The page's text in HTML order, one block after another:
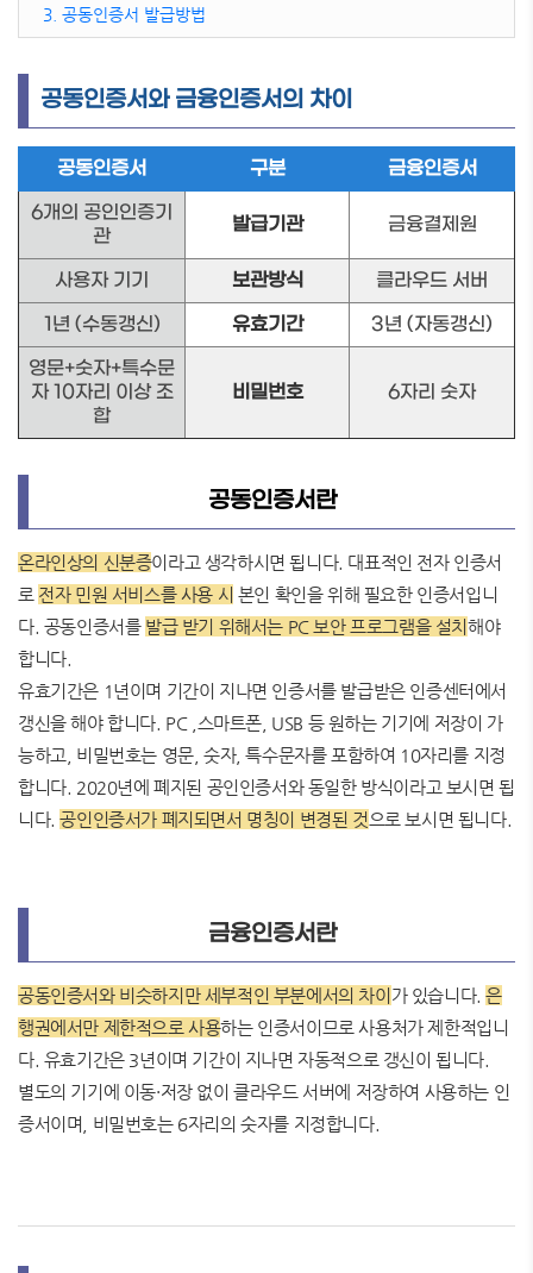
3. 공동인증서 발급방법
공동인증서와 금융인증서의 차이
공동인증서 구분
금융인증서
6개의 공인인증기
관
발급기관 금융결제원
사용자 기기 보관방식
클라우드 서버
1년 (수동갱신)
유효기간
3년 (자동갱신)
영문+숫자+특수문
자 10자리 이상 조
합
비밀번호 6자리 숫자
공동인증서란
온라인상의 신분증이라고 생각하시면 됩니다. 대표적인 전자 인증서
로 전자 민원 서비스를 사용 시 본인 확인을 위해 필요한 인증서입니
다. 공동인증서를 발급 받기 위해서는 PC 보안 프로그램을 설치 해야
합니다.
유효기간은 1년이며 기간이 지나면 인증서를 발급받은 인증센터에서
갱신을 해야 합니다. PC ,스마트폰, USB 등 원하는 기기에 저장이 가
능하고, 비밀번호는 영문, 숫자, 특수문자를 포함하여 10자리를 지정
합니다. 2020년에 폐지된 공인인증서와 동일한 방식이라고 보시면 됩
니다.공인인증서가 폐지되면서 명칭이 변경된 것 으로 보시면 됩니다.
금융인증서란
공동인증서와 비슷하지만 세부적인 부분에서의 차이 가 있습니다.은
행권에서만 제한적으로 사용하는 인증서이므로 사용처가 제한적입니
다. 유효기간은 3년이며 기간이 지나면 자동적으로 갱신이 됩니다.
별도의 기기에 이동·저장 없이 클라우드 서버에 저장하여 사용하는 인
증서이며, 비밀번호는 6자리의 숫자를 지정합니다.